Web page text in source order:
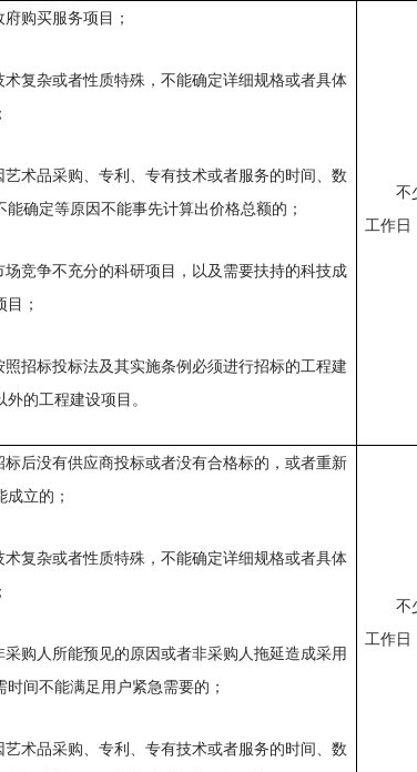
府购买服务项目；
术复杂或者性质特殊，不能确定详细规格或者具体
艺术品采购、专利、专有技术或者服务的时间、数
能确定等原因不能事先计算出价格总额的；
场竞争不充分的科研项目，以及需要扶持的科技成
目；
照招标投标法及其实施条例必须进行招标的工程建
外的工程建设项目。
不
工作日
标后没有供应商投标或者没有合格标的，或者重新
成立的；
术复杂或者性质特殊，不能确定详细规格或者具体
采购人所能预见的原因或者非采购人拖延造成采用
时间不能满足用户紧急需要的；
艺术品采购、专利、专有技术或者服务的时间、数
不
工作日